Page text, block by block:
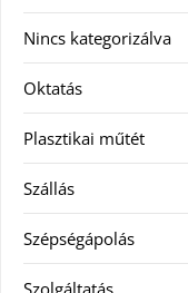
Nincs kategorizálva
Oktatás
Plasztikai műtét
Szállás
Szépségápolás
Szolgáltatás